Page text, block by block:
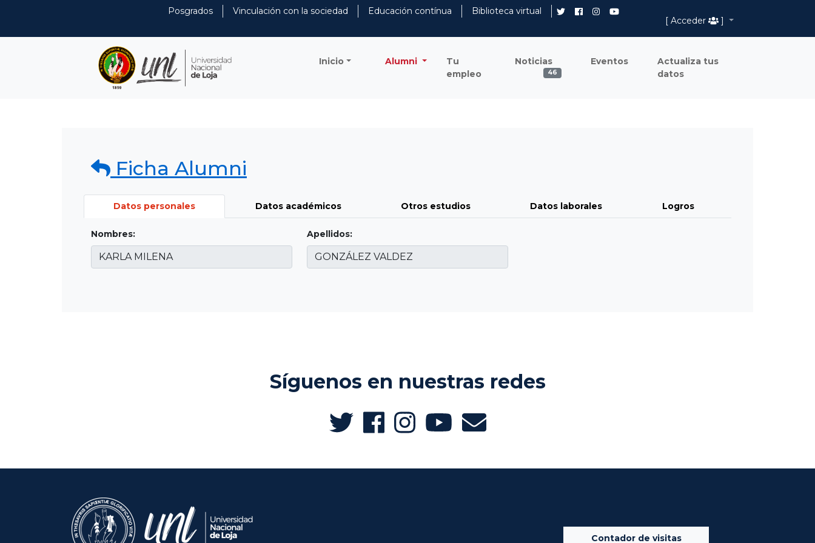
Posgrados Vinculación con la sociedad Educación contínua
Biblioteca virtual
[ Acceder
]
Inicio Alumni
Tu
empleo
Noticias
46
Eventos
Actualiza tus
datos
Ficha Alumni
Datos personales Datos académicos Otros estudios Datos laborales Logros
Nombres: Apellidos:
Síguenos en nuestras redes
Contador de visitas